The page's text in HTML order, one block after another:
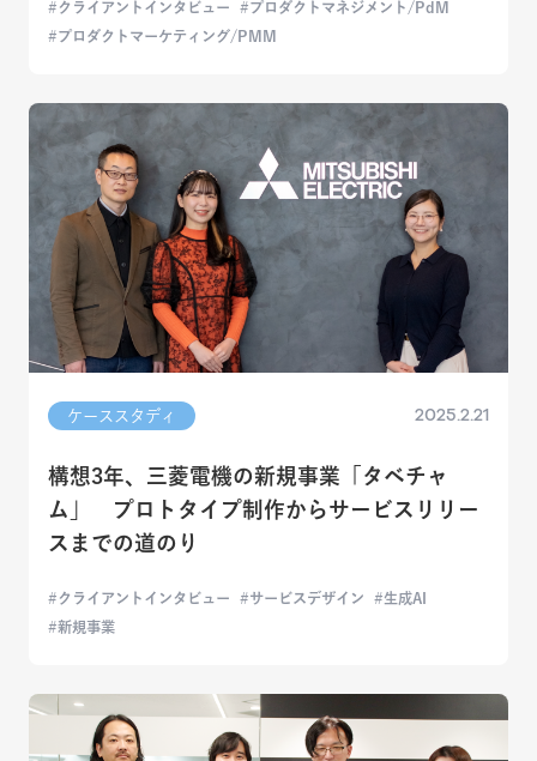
クライアントインタビュー
プロダクトマネジメント/PdM
プロダクトマーケティング/PMM
ケーススタディ 2025.2.21
構想3年、三菱電機の新規事業「タベチャ
ム」 プロトタイプ制作からサービスリリー
スまでの道のり
クライアントインタビュー サービスデザイン
生成AI
新規事業